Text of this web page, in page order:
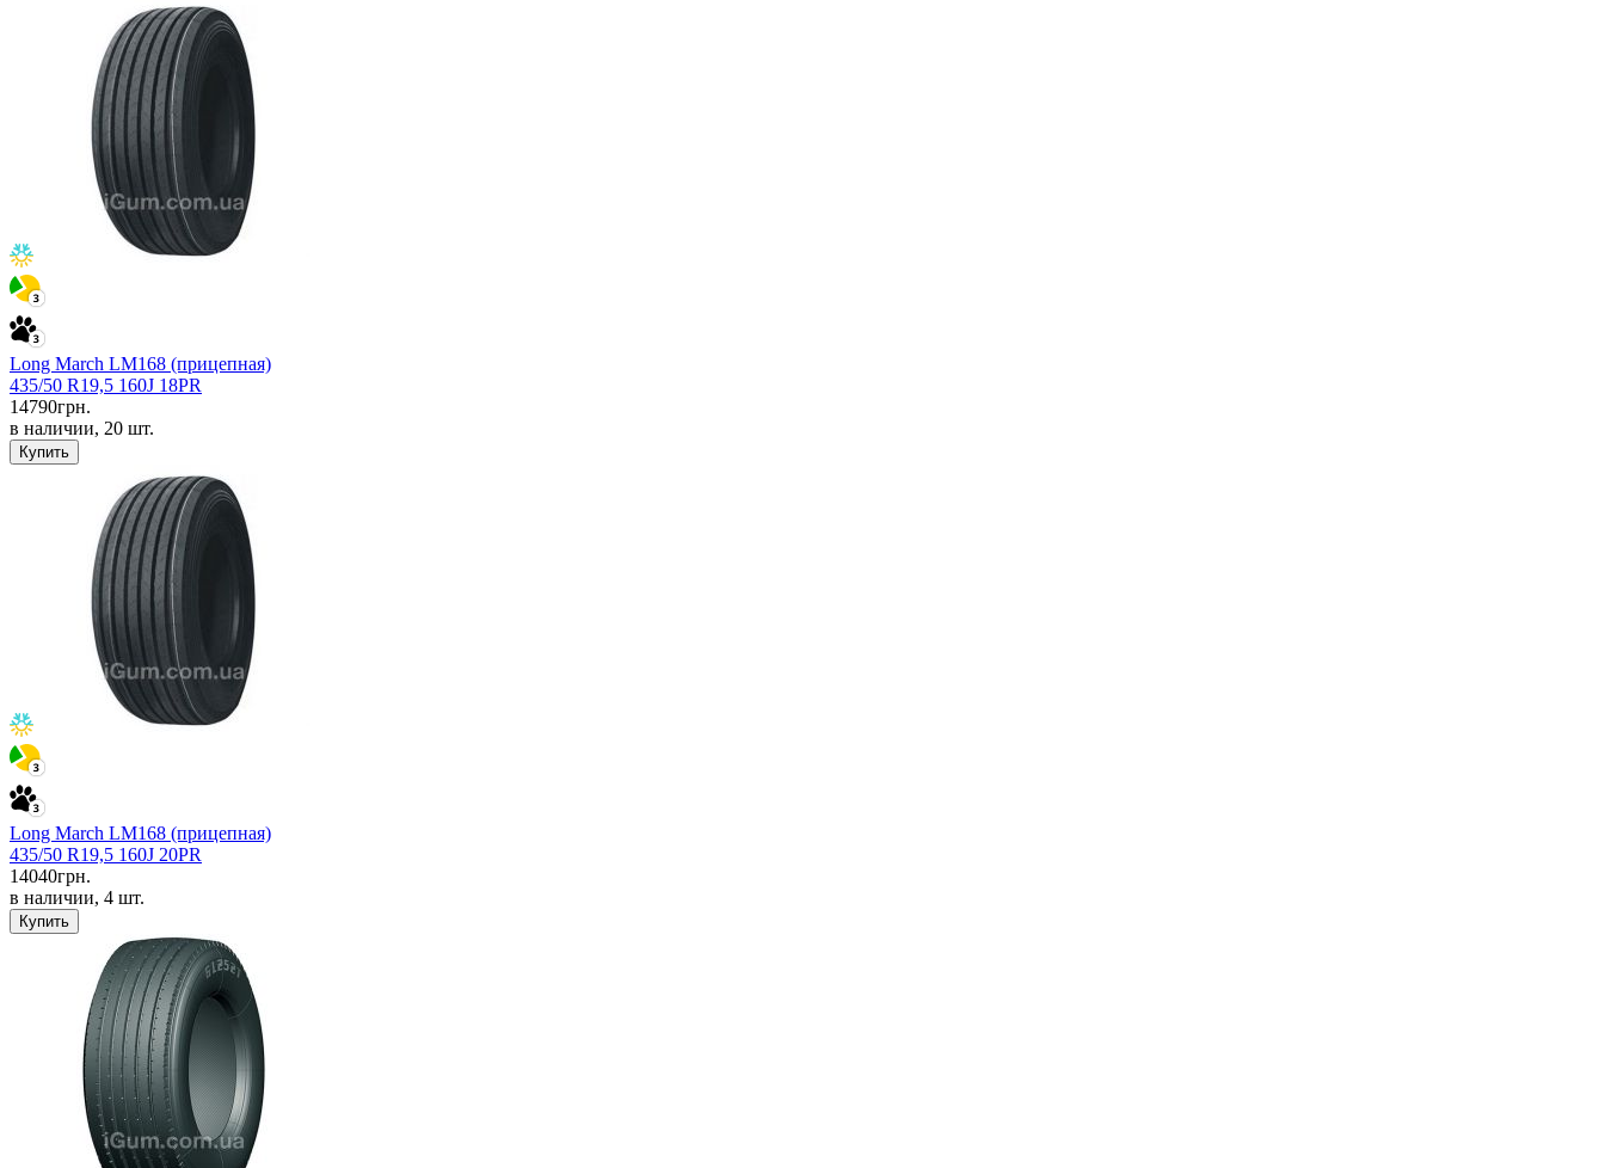
Long March LM168 (прицепная)
435/50 R19,5 160J 18PR
14790грн.
в наличии, 20 шт.
Купить
Long March LM168 (прицепная)
435/50 R19,5 160J 20PR
14040грн.
в наличии, 4 шт.
Купить